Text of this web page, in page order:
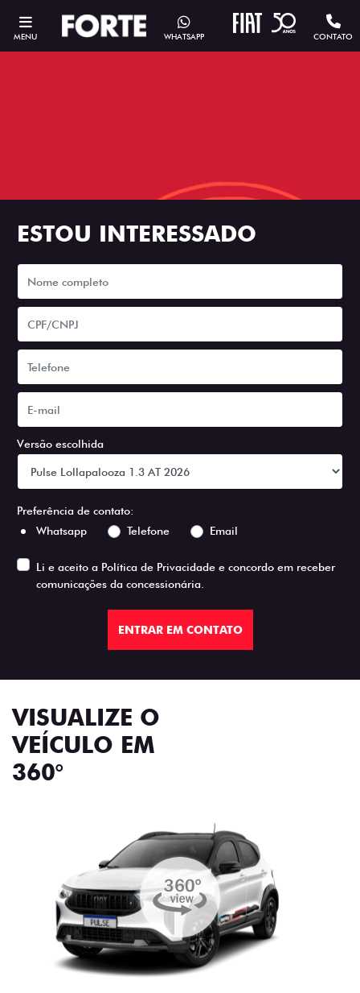
MENU CONTATO
WHATSAPP
ESTOU INTERESSADO
Versão escolhida
Preferência de contato:
Whatsapp
Telefone Email
Li e aceito a Política de Privacidade e concordo em receber
comunicações da concessionária.
ENTRAR EM CONTATO
VISUALIZE O
VEÍCULO EM
360°